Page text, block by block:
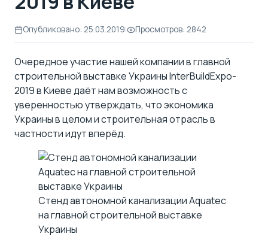
Опубликовано: 25.03.2019| Просмотров: 2842
Очередное участие нашей компании в главной
строительной выставке Украины InterBuildExpo-
2019 в Киеве даёт нам возможность с
уверенностью утверждать, что экономика
Украины в целом и строительная отрасль в
частности идут вперёд.
Стенд автономной канализации Aquatec
на главной строительной выставке
Украины